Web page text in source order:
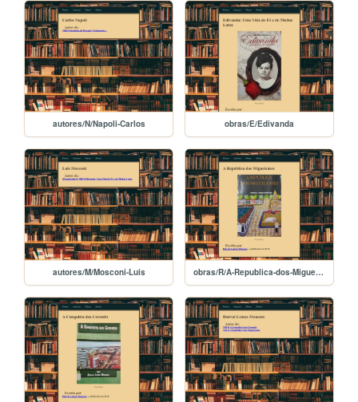
autores/N/Napoli-Carlos obras/E/Edivanda
autores/M/Mosconi-Luis obras/R/A-Republica-dos-Miguelenses